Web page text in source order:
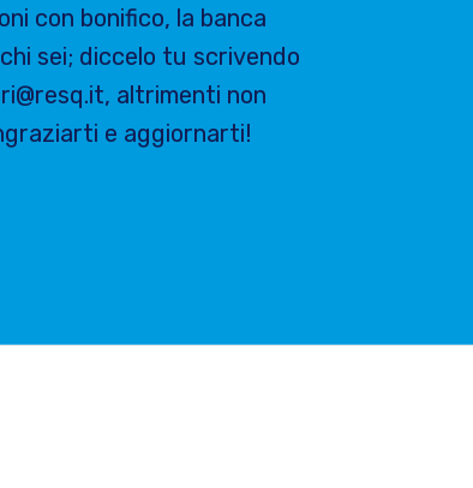
con bonifico, la banca
sei; diccelo tu scrivendo
altrimenti non
e aggiornarti!